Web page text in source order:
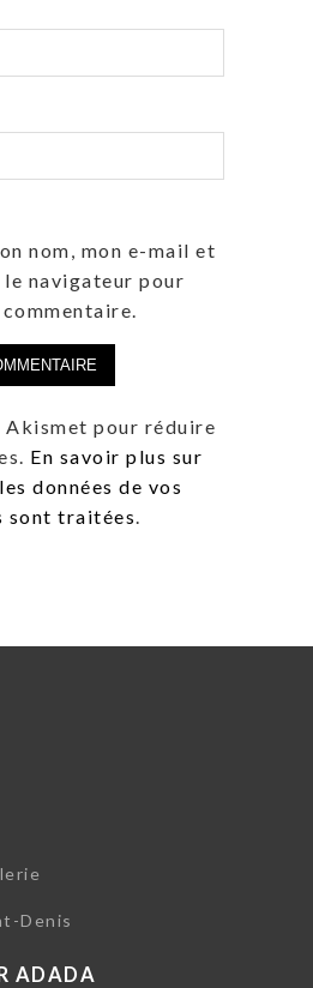
nom, mon e-mail et
le navigateur pour
pour réduire
En savoir plus sur
données de vos
sont traitées.
Denis
ADADA